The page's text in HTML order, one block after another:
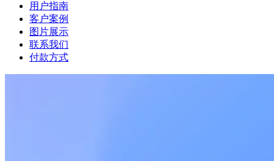
用户指南
客户案例
图片展示
联系我们
付款方式